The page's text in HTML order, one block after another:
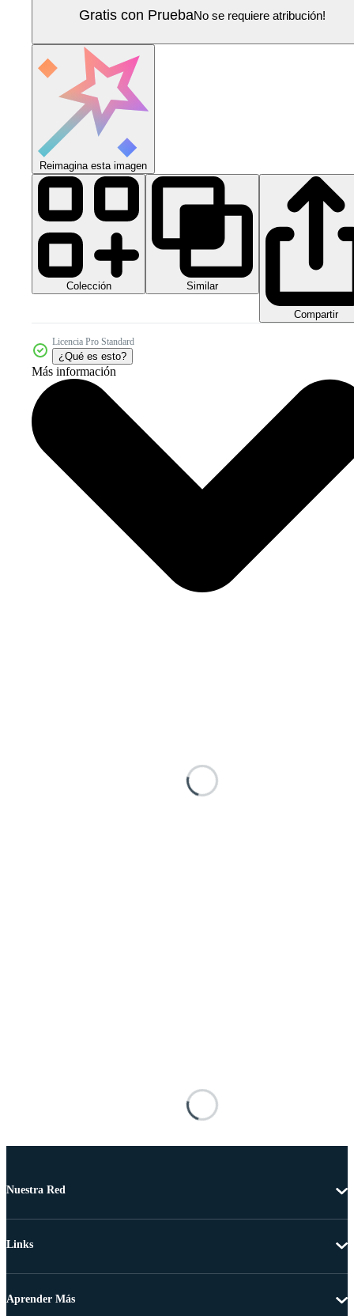
Gratis con PruebaNo se requiere atribución!
Reimagina esta imagen
Colección Similar
Compartir
Licencia Pro Standard
¿Qué es esto?
Más información
Nuestra Red
Links
Aprender Más